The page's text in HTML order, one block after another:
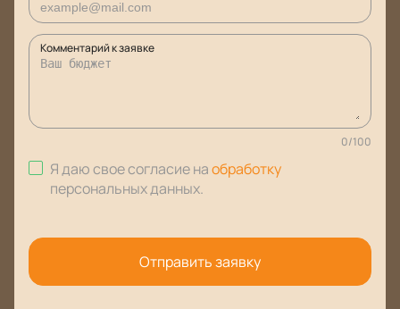
Комментарий к заявке
0/100
Я даю свое согласие наобработку
персональных данных.
Отправить заявку